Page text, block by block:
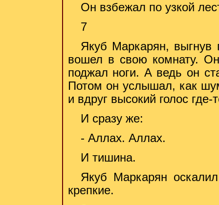
Он взбежал по узкой
7
Якуб Маркарян, выгнув
вошел в свою комнату.
поджал ноги. А ведь он
Потом он услышал, как
и вдруг высокий голос
И сразу же:
- Аллах. Аллах.
И тишина.
Якуб Маркарян
крепкие.